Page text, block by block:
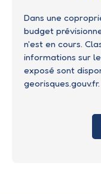
Dans une
budget
n'est en cours.
informations sur
exposé sont
georisques.gouv.fr.